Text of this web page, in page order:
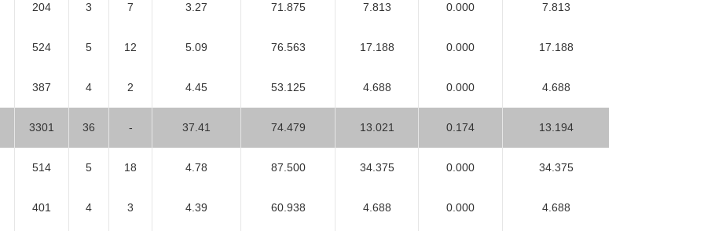
204 3 7 3.27 71.875 7.813 0.000 7.813
524 5 12 5.09 76.563 17.188 0.000 17.188
387 4 2 4.45 53.125 4.688 0.000 4.688
3301 36 - 37.41 74.479 13.021 0.174 13.194
514 5 18 4.78 87.500 34.375 0.000 34.375
401 4 3 4.39 60.938 4.688 0.000 4.688